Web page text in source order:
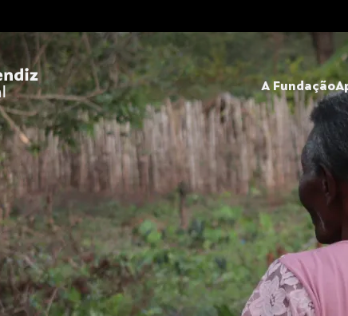
A Fundação